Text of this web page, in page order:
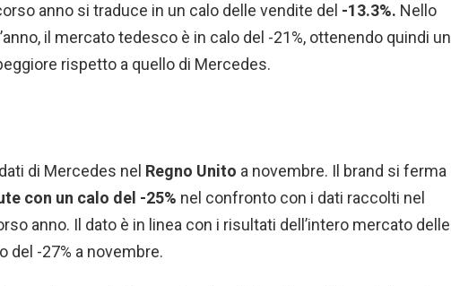
anno si traduce in un calo delle vendite del -13.3%. Nello
il mercato tedesco è in calo del -21%, ottenendo quindi un
rispetto a quello di Mercedes.
di Mercedes nel Regno Unito a novembre. Il brand si ferma
con un calo del -25% nel confronto con i dati raccolti nel
anno. Il dato è in linea con i risultati dell’intero mercato delle
del -27% a novembre.